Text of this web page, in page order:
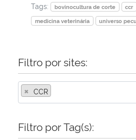
Ministério do Turismo
Controladoria-Geral da União
Ministério da Mulher, da Família e dos Direitos
Tags:
bovinocultura de corte ccr
medicina veterinária
universo
Filtro por sites:
× CCR
Filtro por Tag(s):